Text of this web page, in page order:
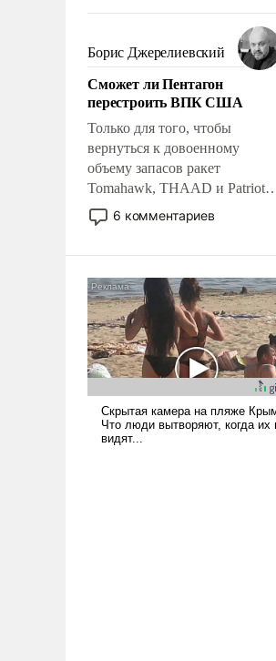
сложна и амбициозна. Однако
и ее реализация радикально
поднимет наши боевые
возможности.
Борис Джерелиевский
Сможет ли Пентагон
перестроить ВПК США
Только для того, чтобы
вернуться к довоенному
объему запасов ракет
Tomahawk, THAAD и Patriot
США потребуется более трех
лет. Даже небольшая война с
Сложившаяся ситуация
означает многолетний период
уязвимости США, например,
перед Китаем.
6 комментариев